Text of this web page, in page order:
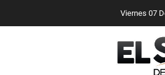
Viernes 07